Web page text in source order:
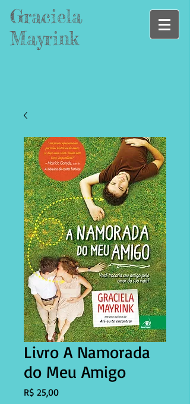
Graciela
Mayrink
Livro A Namorada
do Meu Amigo
R$ 25,00Preço